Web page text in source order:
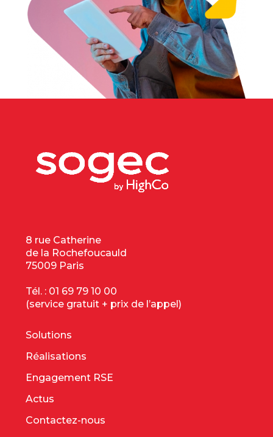
8 rue Catherine
de la Rochefoucauld
75009 Paris
Tél. : 01 69 79 10 00
(service gratuit + prix de l’appel)
Solutions
Réalisations
Engagement RSE
Actus
Contactez-nous